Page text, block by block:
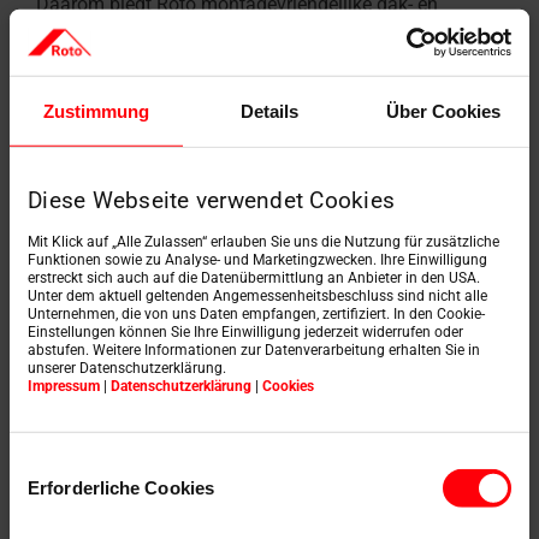
Zustimmung Details Über Cookies
Diese Webseite verwendet Cookies
Mit Klick auf „Alle Zulassen“ erlauben Sie uns die Nutzung für zusätzliche
Funktionen sowie zu Analyse- und Marketingzwecken. Ihre Einwilligung
erstreckt sich auch auf die Datenübermittlung an Anbieter in den USA.
Unter dem aktuell geltenden Angemessenheitsbeschluss sind nicht alle
Unternehmen, die von uns Daten empfangen, zertifiziert. In den Cookie-
Einstellungen können Sie Ihre Einwilligung jederzeit widerrufen oder
abstufen. Weitere Informationen zur Datenverarbeitung erhalten Sie in
unserer Datenschutzerklärung.
Impressum | Datenschutzerklärung | Cookies
Erforderliche Cookies
platdakramen en innovatieve systemen voor alles wat
met daken te maken heeft. Daarnaast zorgen
persoonlijke contactpersonen, uitgebreide service en
praktijkgerichte trainingen ervoor dat u samen met ons
uw grenzen kunt verleggen.